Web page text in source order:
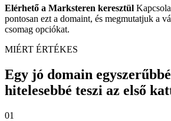
Elérhető a Marksteren keresztül
pontosan ezt a domaint, és megmutatjuk a
csomag opciókat.
MIÉRT ÉRTÉKES
Egy jó domain
hitelesebbé teszi az első
01